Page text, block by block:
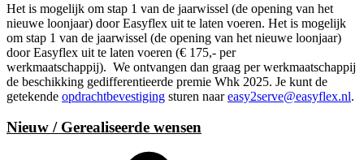
Het is mogelijk om stap 1 van de jaarwissel (de opening van het
nieuwe loonjaar) door Easyflex uit te laten voeren. Het is mogelijk
om stap 1 van de jaarwissel (de opening van het nieuwe loonjaar)
door Easyflex uit te laten voeren (€ 175,- per
werkmaatschappij). We ontvangen dan graag per werkmaatschappij
de beschikking gedifferentieerde premie Whk 2025. Je kunt de
getekende opdrachtbevestiging sturen naareasy2serve@easyflex.nl.
Nieuw / Gerealiseerde wensen